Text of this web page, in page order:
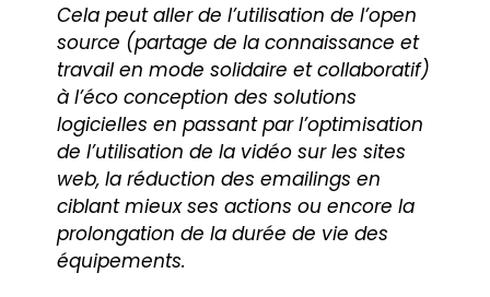
Cela peut aller de l’utilisation de l’open
source (partage de la connaissance et
travail en mode solidaire et collaboratif)
à l’éco conception des solutions
logicielles en passant par l’optimisation
de l’utilisation de la vidéo sur les sites
web, la réduction des emailings en
ciblant mieux ses actions ou encore la
prolongation de la durée de vie des
équipements.